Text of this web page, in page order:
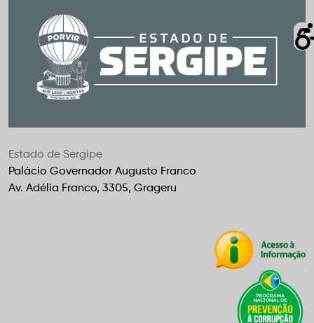
Estado de Sergipe
Palácio Governador Augusto Franco
Av. Adélia Franco, 3305, Grageru